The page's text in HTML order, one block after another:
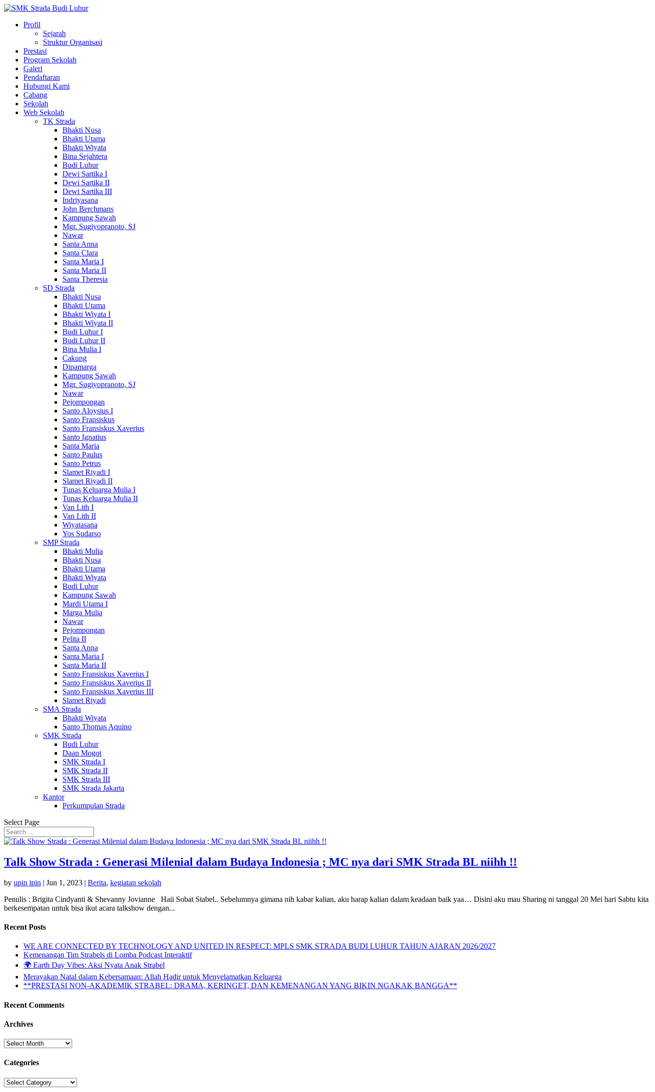
Profil
Sejarah
Struktur Organisasi
Prestasi
Program Sekolah
Galeri
Pendaftaran
Hubungi Kami
Cabang
Sekolah
Web Sekolah
TK Strada
Bhakti Nusa
Bhakti Utama
Bhakti Wiyata
Bina Sejahtera
Budi Luhur
Dewi Sartika I
Dewi Sartika II
Dewi Sartika III
Indriyasana
John Berchmans
Kampung Sawah
Mgr. Sugiyopranoto, SJ
Nawar
Santa Anna
Santa Clara
Santa Maria I
Santa Maria II
Santa Theresia
SD Strada
Bhakti Nusa
Bhakti Utama
Bhakti Wiyata I
Bhakti Wiyata II
Budi Luhur I
Budi Luhur II
Bina Mulia I
Cakung
Dipamarga
Kampung Sawah
Mgr. Sugiyopranoto, SJ
Nawar
Pejompongan
Santo Aloysius I
Santo Fransiskus
Santo Fransiskus Xaverius
Santo Ignatius
Santa Maria
Santo Paulus
Santo Petrus
Slamet Riyadi I
Slamet Riyadi II
Tunas Keluarga Mulia I
Tunas Keluarga Mulia II
Van Lith I
Van Lith II
Wiyatasana
Yos Sudarso
SMP Strada
Bhakti Mulia
Bhakti Nusa
Bhakti Utama
Bhakti Wiyata
Budi Luhur
Kampung Sawah
Mardi Utama I
Marga Mulia
Nawar
Pejompongan
Pelita II
Santa Anna
Santa Maria I
Santa Maria II
Santo Fransiskus Xaverius I
Santo Fransiskus Xaverius II
Santo Fransiskus Xaverius III
Slamet Riyadi
SMA Strada
Bhakti Wiyata
Santo Thomas Aquino
SMK Strada
Budi Luhur
Daan Mogot
SMK Strada I
SMK Strada II
SMK Strada III
SMK Strada Jakarta
Kantor
Perkumpulan Strada
Select Page
Talk Show Strada : Generasi Milenial dalam Budaya Indonesia ; MC nya dari SMK Strada BL niihh !!
by upin ipin | Jun 1, 2023 | Berita, kegiatan sekolah
Penulis : Brigita Cindyanti & Shevanny Jovianne Haii Sobat Stabel.. Sebelumnya gimana nih kabar kalian, aku harap kalian dalam keadaan baik yaa… Disini aku mau Sharing ni tanggal 20 Mei hari Sabtu kita
berkesempatan untuk bisa ikut acara talkshow dengan...
Recent Posts
WE ARE CONNECTED BY TECHNOLOGY AND UNITED IN RESPECT: MPLS SMK STRADA BUDI LUHUR TAHUN AJARAN 2026/2027
Kemenangan Tim Strabels di Lomba Podcast Interaktif
🌍 Earth Day Vibes: Aksi Nyata Anak Strabel
Merayakan Natal dalam Kebersamaan: Allah Hadir untuk Menyelamatkan Keluarga
**PRESTASI NON-AKADEMIK STRABEL: DRAMA, KERINGET, DAN KEMENANGAN YANG BIKIN NGAKAK BANGGA**
Recent Comments
Archives
Archives
Categories
Categories